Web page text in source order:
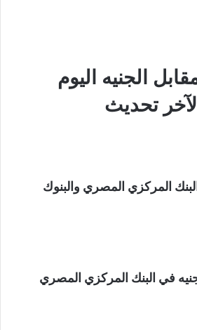
الجنيه اليوم
لآخر تحديث
المركزي المصري والبنوك
في البنك المركزي المصري